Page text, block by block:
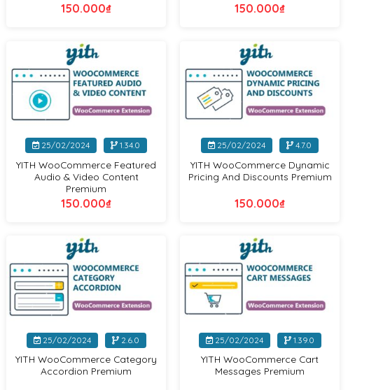
150.000₫ 150.000₫
+
25/02/2024 1.34.0
YITH WooCommerce Featured
Audio & Video Content
Premium
150.000₫
+
25/02/2024 4.7.0
YITH WooCommerce Dynamic
Pricing And Discounts Premium
150.000₫
+
25/02/2024 2.6.0
YITH WooCommerce Category
Accordion Premium
+
25/02/2024 1.39.0
YITH WooCommerce Cart
Messages Premium